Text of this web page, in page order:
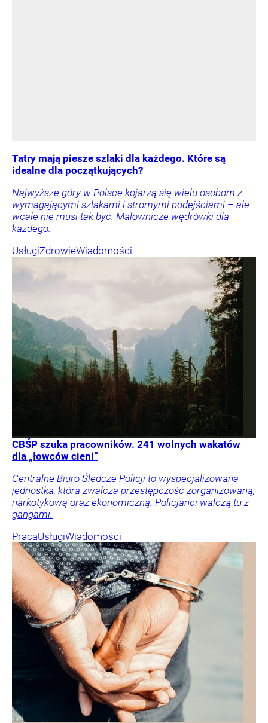
Tatry mają piesze szlaki dla każdego. Które są
idealne dla początkujących?
Najwyższe góry w Polsce kojarzą się wielu osobom z
wymagającymi szlakami i stromymi podejściami – ale
wcale nie musi tak być. Malownicze wędrówki dla
każdego.
UsługiZdrowieWiadomości
CBŚP szuka pracowników. 241 wolnych wakatów
dla „łowców cieni”
Centralne Biuro Śledcze Policji to wyspecjalizowana
jednostka, która zwalcza przestępczość zorganizowaną,
narkotykową oraz ekonomiczną. Policjanci walczą tu z
gangami.
PracaUsługiWiadomości